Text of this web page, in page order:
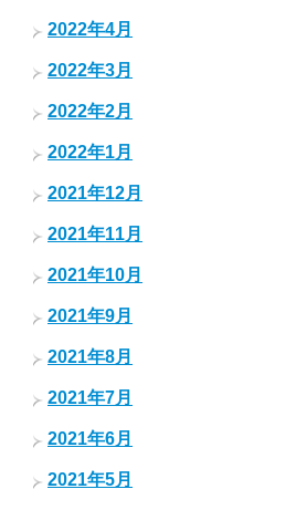
2022年4月
2022年3月
2022年2月
2022年1月
2021年12月
2021年11月
2021年10月
2021年9月
2021年8月
2021年7月
2021年6月
2021年5月